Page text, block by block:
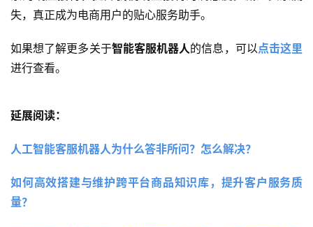
失，真正成为电商用户的贴心服务助手。
如果想了解更多关于智能客服机器人的信息，可以点击这里
进行查看。
延展阅读：
人工智能客服机器人为什么答非所问？怎么解决？
如何高效搭建与维护跨平台商品知识库，提升客户服务质
量？